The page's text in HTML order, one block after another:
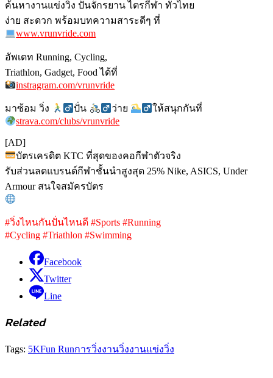
ค้นหางานแข่งวิ่ง ปั่นจักรยาน ไตรกีฬา ทั่วไทย
ง่าย สะดวก พร้อมบทความสาระดีๆ ที่
www.vrunvride.com
อัพเดท Running, Cycling,
Triathlon, Gadget, Food ได้ที่
instragram.com/vrunvride
มาซ้อม วิ่ง ปั่น ว่าย
ให้สนุกกันที่
strava.com/clubs/vrunvride
[AD]
บัตรเครดิต KTC ที่สุดของคอกีฬาตัวจริง
รับส่วนลดแบรนด์กีฬาชั้นนำสูงสุด 25% Nike, ASICS, Under
Armour สนใจสมัครบัตร
#วิ่งไหนกันปั่นไหนดี #Sports #Running
#Cycling #Triathlon #Swimming
Facebook
Twitter
Line
Related
Tags: 5KFun Runการวิ่งงานวิ่งงานแข่งวิ่ง